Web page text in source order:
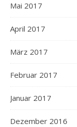
Mai 2017
April 2017
März 2017
Februar 2017
Januar 2017
Dezember 2016